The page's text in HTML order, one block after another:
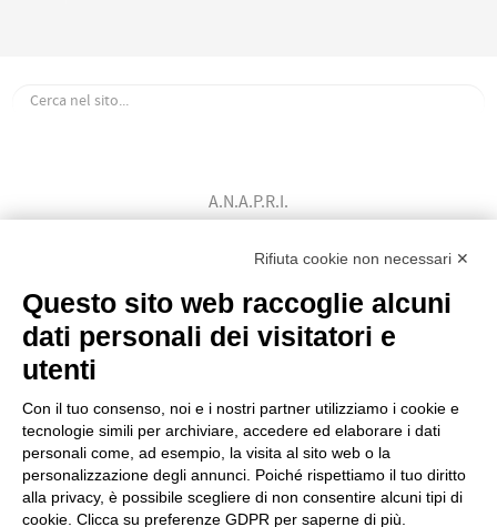
A.N.A.P.R.I.
Bovini di Razza Pezzata Rossa Italiana
Codice Fiscale: 80009310303
Rifiuta cookie non necessari ✕
Questo sito web raccoglie alcuni
dati personali dei visitatori e
utenti
Con il tuo consenso, noi e i nostri partner utilizziamo i cookie e
tecnologie simili per archiviare, accedere ed elaborare i dati
personali come, ad esempio, la visita al sito web o la
personalizzazione degli annunci. Poiché rispettiamo il tuo diritto
alla privacy, è possibile scegliere di non consentire alcuni tipi di
cookie. Clicca su preferenze GDPR per saperne di più.